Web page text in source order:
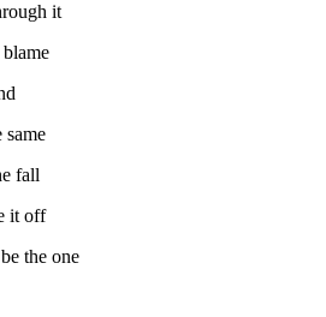
it
same
fall
it off
the one